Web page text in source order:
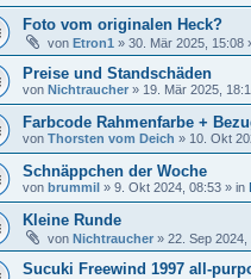
Foto vom originalen Heck?
von Etron1 » 30. Mär 2025, 15:08
Preise und Standschäden
von Nichtraucher » 19. Mär 2025,
Farbcode Rahmenfarbe +
von Thorsten vom Deich » 10. Okt
Schnäppchen der Woche
von brummil » 9. Okt 2024, 08:53 » in
Kleine Runde
von Nichtraucher » 22. Sep 2024,
Sucuki Freewind 1997 all-